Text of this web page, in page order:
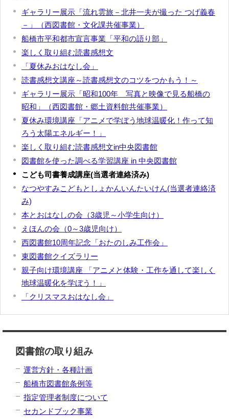
ギャラリー展示「流れ雲旅－北井一夫が撮った つげ義春
－」（西図書館・文化課共催事業）
船橋市平和都市宣言事業「平和の語り部」
楽しく取り組む読書感想文
「夏休みおはなし会」
読書感想文講座～読書感想文のコツをつかもう！～
ギャラリー展示「昭和100年 写真と映像で見る船橋の
昭和」（西図書館・郷土資料館共催事業）
夏休み環境講座「アニメで学ぼう地球温暖化！作って知
ろう太陽エネルギー！」
楽しく取り組む読書感想文in中央図書館
図書館を使った調べる学習講座 in 中央図書館
こども司書養成講座(当選者連絡済み)
なつやすみこどもとしょかんいんたいけん(当選者連絡済
み)
本とおはなしの会（3歳児～小学生向け）
えほんの会（0～3歳児向け）
西図書館10周年記念「おたのしみ工作会」
東図書館クイズラリー
親子向け環境講座 「アニメと体験・工作を通して楽しく
地球温暖化を学ぼう！」
「クリスマスおはなし会」
図書館の取り組み
運営方針・各種計画
船橋市図書館条例等
指定管理者制度について
セカンドブック事業